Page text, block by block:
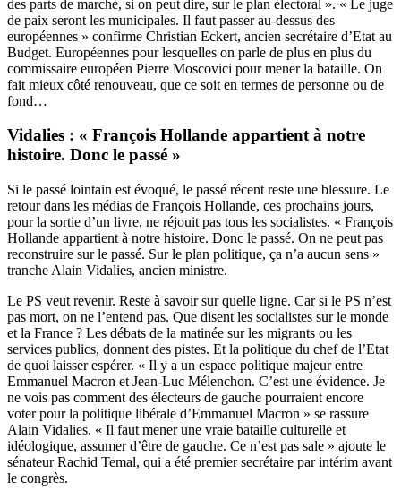
des parts de marché, si on peut dire, sur le plan électoral ». « Le juge
de paix seront les municipales. Il faut passer au-dessus des
européennes » confirme Christian Eckert, ancien secrétaire d’Etat au
Budget. Européennes pour lesquelles on parle de plus en plus du
commissaire européen Pierre Moscovici pour mener la bataille. On
fait mieux côté renouveau, que ce soit en termes de personne ou de
fond…
Vidalies : « François Hollande appartient à notre
histoire. Donc le passé »
Si le passé lointain est évoqué, le passé récent reste une blessure. Le
retour dans les médias de François Hollande, ces prochains jours,
pour la sortie d’un livre, ne réjouit pas tous les socialistes. « François
Hollande appartient à notre histoire. Donc le passé. On ne peut pas
reconstruire sur le passé. Sur le plan politique, ça n’a aucun sens »
tranche Alain Vidalies, ancien ministre.
Le PS veut revenir. Reste à savoir sur quelle ligne. Car si le PS n’est
pas mort, on ne l’entend pas. Que disent les socialistes sur le monde
et la France ? Les débats de la matinée sur les migrants ou les
services publics, donnent des pistes. Et la politique du chef de l’Etat
de quoi laisser espérer. « Il y a un espace politique majeur entre
Emmanuel Macron et Jean-Luc Mélenchon. C’est une évidence. Je
ne vois pas comment des électeurs de gauche pourraient encore
voter pour la politique libérale d’Emmanuel Macron » se rassure
Alain Vidalies. « Il faut mener une vraie bataille culturelle et
idéologique, assumer d’être de gauche. Ce n’est pas sale » ajoute le
sénateur Rachid Temal, qui a été premier secrétaire par intérim avant
le congrès.